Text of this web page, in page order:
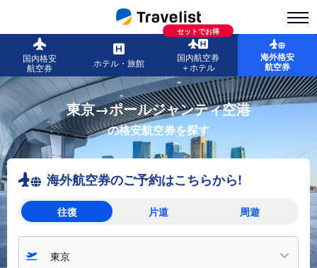
国内格安
航空券
ホテル・旅館
セットでお得
国内航空券
＋ホテル
海外格安
航空券
東京→ポールジャンティ空港
の格安航空券を探す
海外航空券のご予約はこちらから!
往復 片道 周遊
東京